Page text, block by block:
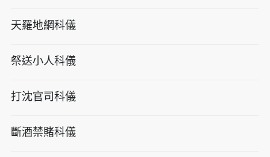
天羅地網科儀
祭送小人科儀
打沈官司科儀
斷酒禁賭科儀